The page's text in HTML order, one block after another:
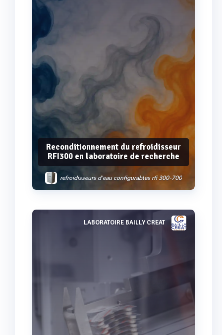
Reconditionnement du refroidisseur
RFI300 en laboratoire de recherche
refroidisseurs d’eau configurables rfi 300-700
Voir plus
LABORATOIRE BAILLY CREAT